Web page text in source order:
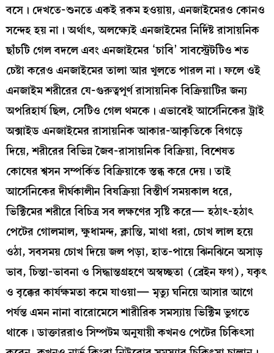
বসে। দেখতে-শুনতে একই রকম হওয়ায়, এনজাইমেরও কোনও
সন্দেহ হয় না। অর্থাৎ, অলক্ষ্যেই এনজাইমের নির্দিষ্ট রাসায়নিক
ছাঁচটি গেল বদলে এবং এনজাইমের ‘চাবি’ সাবস্ট্রেটটিও শত
চেষ্টা করেও এনজাইমের তালা আর খুলতে পারল না। ফলে ওই
এনজাইম শরীরের যে-গুরুত্বপূর্ণ রাসায়নিক বিক্রিয়াটির জন্য
অপরিহার্য ছিল, সেটিও গেল থমকে। এভাবেই আর্সেনিকের ট্রাই
অক্সাইড এনজাইমের রাসায়নিক আকার-আকৃতিকে বিগড়ে
দিয়ে, শরীরের বিভিন্ন জৈব-রাসায়নিক বিক্রিয়া, বিশেষত
কোষের শ্বসন সম্পর্কিত বিক্রিয়াকে স্তব্ধ করে দেয়। তাই
আর্সেনিকের দীর্ঘকালীন বিষক্রিয়া বিস্তীর্ণ সময়কাল ধরে,
ভিক্টিমের শরীরে বিচিত্র সব লক্ষণের সৃষ্টি করে— হঠাৎ-হঠাৎ
পেটের গোলমাল, ক্ষুধামন্দ, ক্লান্তি, মাথা ধরা, চোখ লাল হয়ে
ওঠা, সবসময় চোখ দিয়ে জল পড়া, হাত-পায়ে ঝিনঝিনে অসাড়
ভাব, চিন্তা-ভাবনা ও সিদ্ধান্তগ্রহণে অস্বচ্ছতা (ব্রেইন ফগ), যকৃৎ
ও বৃক্কের কার্যক্ষমতা কমে যাওয়া— মৃত্যু ঘনিয়ে আসার আগে
পর্যন্ত এমন নানা বারোমেসে শারীরিক সমস্যায় ভিক্টিম ভুগতে
থাকে। ডাক্তাররাও সিম্পটম অনুযায়ী কখনও পেটের চিকিৎসা